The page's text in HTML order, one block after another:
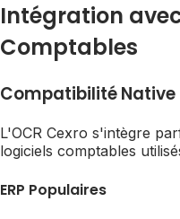
Intégration
Comptables
Compatibilité Native
L'OCR Cexro s'intègre
logiciels comptables
ERP Populaires